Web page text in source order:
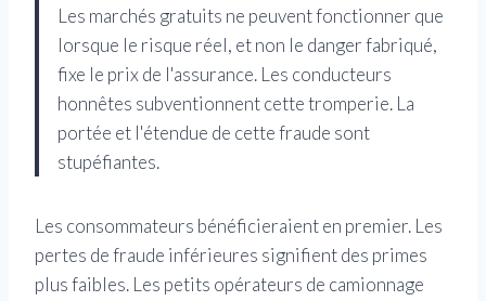
Les marchés gratuits ne peuvent fonctionner que
lorsque le risque réel, et non le danger fabriqué,
fixe le prix de l'assurance. Les conducteurs
honnêtes subventionnent cette tromperie. La
portée et l'étendue de cette fraude sont
stupéfiantes.
Les consommateurs bénéficieraient en premier. Les
pertes de fraude inférieures signifient des primes
plus faibles. Les petits opérateurs de camionnage